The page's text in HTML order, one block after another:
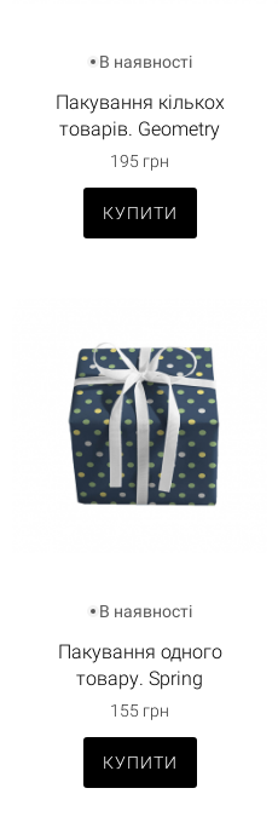
В наявності
Пакування кількох
товарів. Geometry
195 грн
КУПИТИ
В наявності
Пакування одного
товару. Spring
155 грн
КУПИТИ